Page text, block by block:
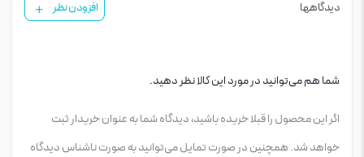
دیدگاهها افزودن نظر
شما هم می‌توانید در مورد این کالا نظر دهید.
اگر این محصول را قبلا خریده باشید، دیدگاه شما به عنوان خریدار ثبت
خواهد شد. همچنین در صورت تمایل می‌توانید به صورت ناشناس دیدگاه